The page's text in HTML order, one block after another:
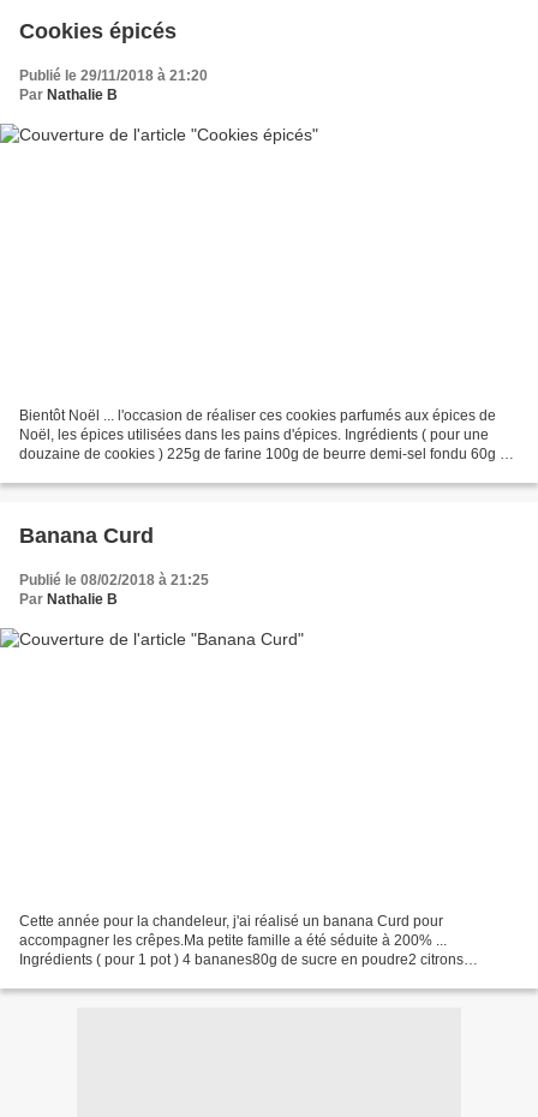
Cookies épicés
Publié le 29/11/2018 à 21:20
Par Nathalie B
Bientôt Noël ... l'occasion de réaliser ces cookies parfumés aux épices de
Noël, les épices utilisées dans les pains d'épices. Ingrédients ( pour une
douzaine de cookies ) 225g de farine 100g de beurre demi-sel fondu 60g de
Banana Curd
Publié le 08/02/2018 à 21:25
Par Nathalie B
Cette année pour la chandeleur, j'ai réalisé un banana Curd pour
accompagner les crêpes.Ma petite famille a été séduite à 200% ...
Ingrédients ( pour 1 pot ) 4 bananes80g de sucre en poudre2 citrons